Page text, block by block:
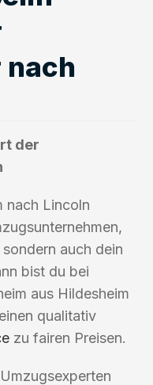
nach
der
nach Lincoln
auch dein
bist du bei
aus Hildesheim
qualitativ
zu fairen Preisen.